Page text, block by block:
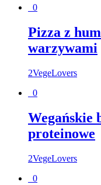
0
Pizza z
warzywami
2VegeLovers
0
Wegańskie
proteinowe
2VegeLovers
0